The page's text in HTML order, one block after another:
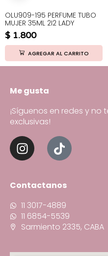
OLU909-195 PERFUME TUBO
MUJER 35ML 2I2 LADY
$ 1.800
AGREGAR AL CARRITO
Me gusta
¡Síguenos en redes y
exclusivas!
Contactanos
11 3017-4889
11 6854-5539
Sarmiento 2335, CABA